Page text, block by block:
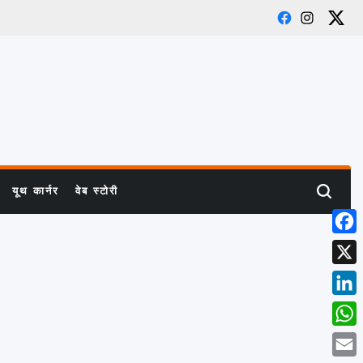
Facebook
Instagram
X
यूथ कार्नर वेब स्टोरी Search
X